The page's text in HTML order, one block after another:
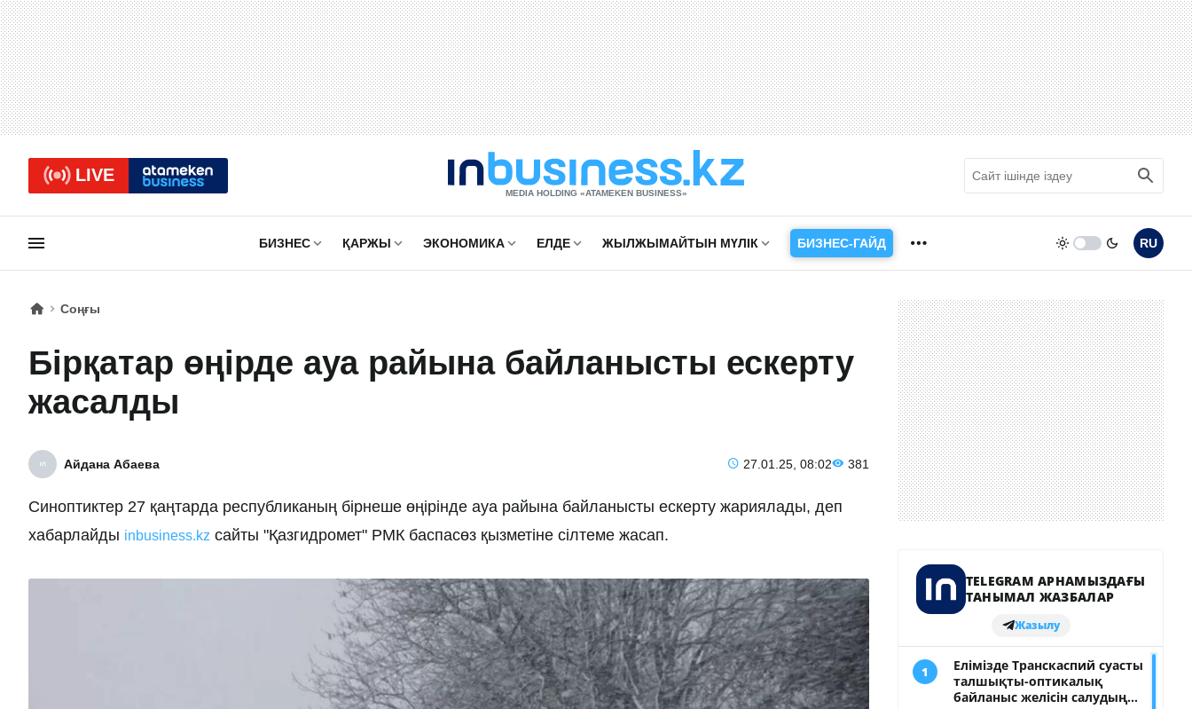
LIVE
MEDIA HOLDING «ATAMEKЕN BUSINESS»
БИЗНЕС ҚАРЖЫ ЭКОНОМИКА ЕЛДЕ ЖЫЛЖЫМАЙТЫН МҮЛІК БИЗНЕС-ГАЙД RU
Соңғы
Бірқатар өңірде ауа райына байланысты ескерту
жасалды
Айдана Абаева 27.01.25, 08:02 381
Синоптиктер 27 қаңтарда республиканың бірнеше өңірінде ауа райына байланысты ескерту жариялады, деп
хабарлайды inbusiness.kz сайты "Қазгидромет" РМК баспасөз қызметіне сілтеме жасап.